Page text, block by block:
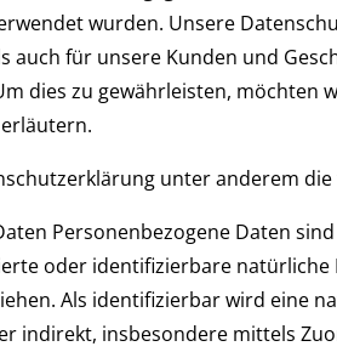
wurden. Unsere
auch für unsere Kunden und
dies zu gewährleisten, möchten
unter anderem
Personenbezogene Daten
oder identifizierbare natürliche
Als identifizierbar wird eine
indirekt, insbesondere mittels